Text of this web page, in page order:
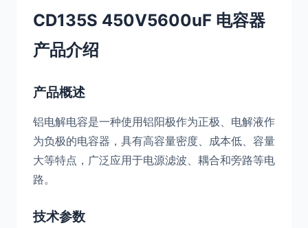
CD135S 450V5600uF 电容器
产品介绍
产品概述
铝电解电容是一种使用铝阳极作为正极、电解液作
为负极的电容器，具有高容量密度、成本低、容量
大等特点，广泛应用于电源滤波、耦合和旁路等电
路。
技术参数